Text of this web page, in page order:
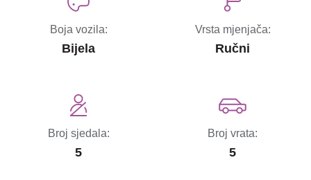
Boja vozila:
Bijela
Vrsta mjenjača:
Ručni
Broj sjedala:
5
Broj vrata:
5